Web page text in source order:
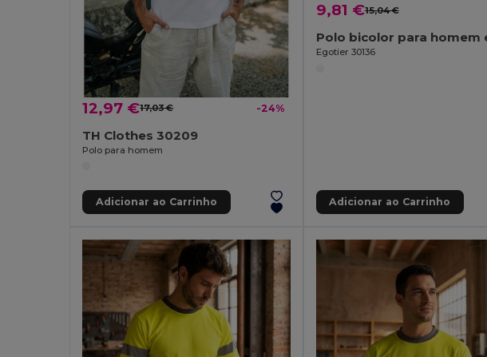
12,97 €17,03 € -24%
TH Clothes 30209
Polo para homem
Adicionar ao Carrinho
9,81 €15,04 €
Egotier 30136
Adicionar ao Carrinho